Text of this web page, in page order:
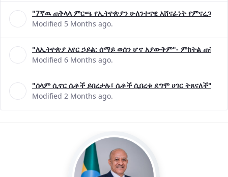
"7ኛዉ ጠቅላላ ምርጫ የኢትዮጵያን ሁለንተናዊ አሸናፊነት
Modified 5 Months ago.
"ለኢትዮጵያ አየር ኃይል: ሰማይ ወሰን ሆኖ አያውቅም"- ምክትል ጠቅላይ
Modified 6 Months ago.
"ሰላም ሲኖር ሴቶች ይበረታሉ፣ ሴቶች ሲበረቱ ደግሞ ሀገር ትጸናለች"-
Modified 2 Months ago.